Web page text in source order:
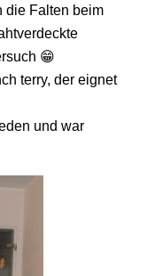
die Falten beim
😁
terry, der eignet
und war